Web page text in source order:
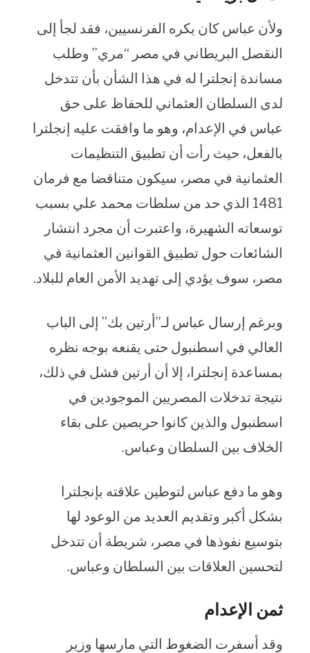
ولأن عباس كان يكره الفرنسيين، فقد لجأ إلى
النقصل البريطاني في مصر “مري” وطلب
مساندة إنجلترا له في هذا الشأن بأن تتدخل
لدى السلطان العثماني للحفاظ على حق
عباس في الإعدام، وهو ما وافقت عليه إنجلترا
بالفعل، حيث رأت أن تطبيق التنظيمات
العثمانية في مصر، سيكون متناقضا مع فرمان
1481 الذي حد من سلطات محمد علي بسبب
توسعاته الشهيرة، واعتبرت أن مجرد انتشار
الشائعات حول تطبيق القوانين العثمانية في
مصر، سوف يؤدي إلى تهديد الأمن العام للبلاد.
وبرغم إرسال عباس لـ”أرتين بك” إلى الباب
العالي في اسطنبول حتى يقنعه بوجه نظره
بمساعدة إنجلترا، إلا أن أرتين فشل في ذلك،
نتيجة تدخلات المصريين الموجودين في
اسطنبول والذين كانوا حريصين على بقاء
الخلاف بين السلطان وعباس.
وهو ما دفع عباس لتوطين علاقته بإنجلترا
بشكل أكبر وتقديم العديد من الوعود لها
بتوسيع نفوذها في مصر، شريطة أن تتدخل
لتحسين العلاقات بين السلطان وعباس.
ثمن الإعدام
وقد أسفرت الضغوط التي مارسها وزير